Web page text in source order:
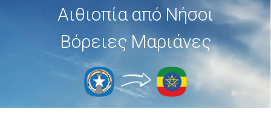
Αιθιοπία από Νήσοι
Βόρειες Μαριάνες